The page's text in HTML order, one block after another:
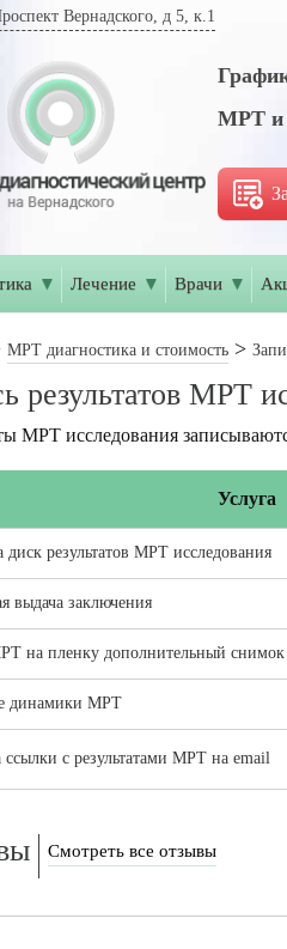
Вернадского, д 5, к.1
МРТ и
▼ Лечение ▼ Врачи ▼
МРТ диагностика и стоимость
результатов МРТ
МРТ исследования
Услуга
диск результатов МРТ исследования
выдача заключения
на пленку дополнительный снимок
динамики МРТ
ссылки с результатами МРТ на email
Смотреть все отзывы